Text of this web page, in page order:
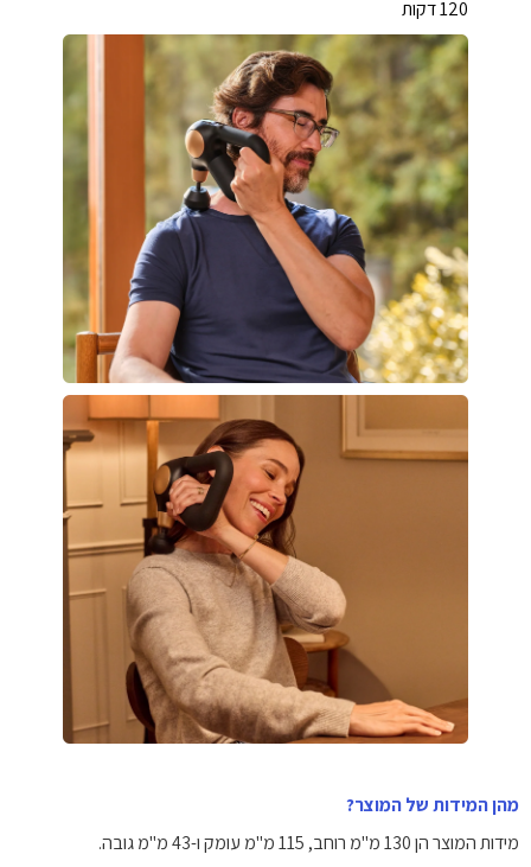
120 דקות
מהן המידות של המוצר?
מידות המוצר הן 130 מ"מ רוחב, 115 מ"מ עומק ו-43 מ"מ גובה.